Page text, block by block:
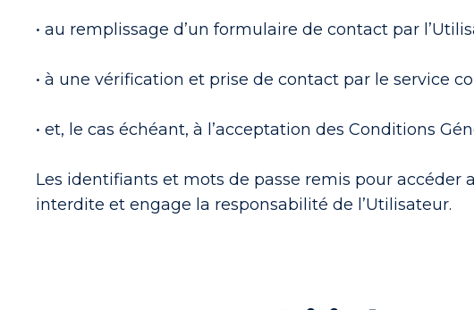
• au remplissage d’un formulaire de contact par
• à une vérification et prise de contact par le service
• et, le cas échéant, à l’acceptation des Conditions
Les identifiants et mots de passe remis pour
interdite et engage la responsabilité de l’Utilisateur.